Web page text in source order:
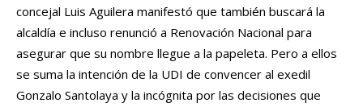
concejal Luis Aguilera manifestó que también buscará la
alcaldía e incluso renunció a Renovación Nacional para
asegurar que su nombre llegue a la papeleta. Pero a ellos
se suma la intención de la UDI de convencer al exedil
Gonzalo Santolaya y la incógnita por las decisiones que